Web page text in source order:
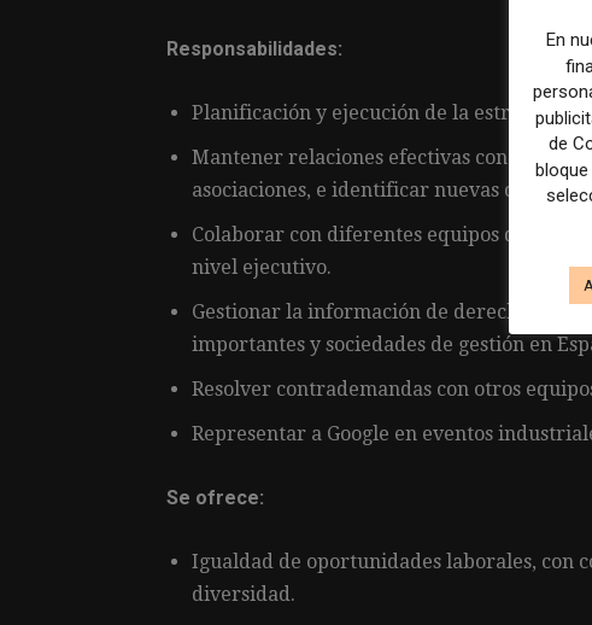
Responsabilidades:
Planificación y ejecución de la estrategia
Mantener relaciones efectivas con
asociaciones, e identificar nuevas
Colaborar con diferentes equipos de
nivel ejecutivo.
Gestionar la información de derechos de
importantes y sociedades de gestión en
Resolver contrademandas con otros
Representar a Google en eventos
Se ofrece:
Igualdad de oportunidades laborales, con
diversidad.
En
de